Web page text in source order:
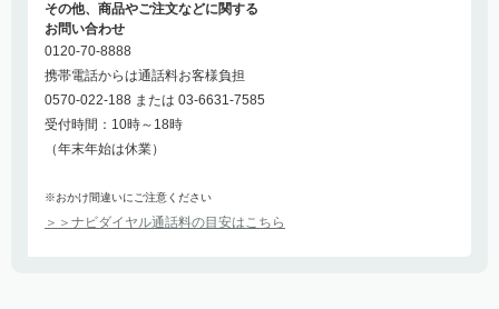
その他、商品やご注文などに関する
お問い合わせ
0120-70-8888
携帯電話からは通話料お客様負担
0570-022-188 または 03-6631-7585
受付時間：10時～18時
（年末年始は休業）
※おかけ間違いにご注意ください
＞＞ナビダイヤル通話料の目安はこちら